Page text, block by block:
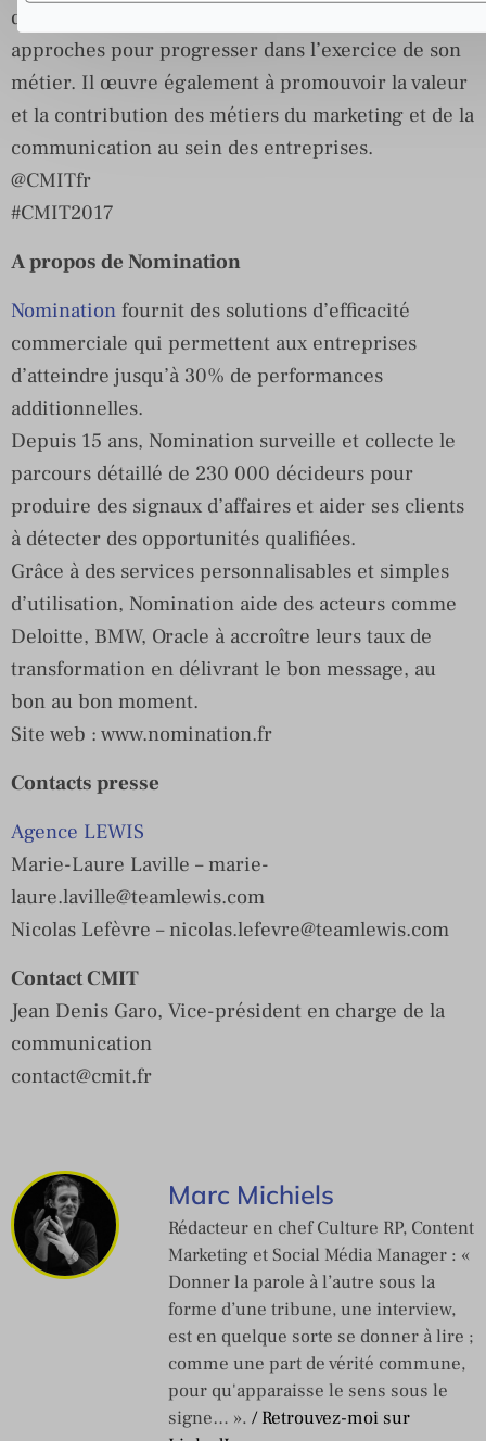
d’aider à l’éducation et à l’adoption de nouvelles
approches pour progresser dans l’exercice de son
métier. Il œuvre également à promouvoir la valeur
et la contribution des métiers du marketing et de la
communication au sein des entreprises.
@CMITfr
#CMIT2017
A propos de Nomination
Nomination fournit des solutions d’efficacité
commerciale qui permettent aux entreprises
d’atteindre jusqu’à 30% de performances
additionnelles.
Depuis 15 ans, Nomination surveille et collecte le
parcours détaillé de 230 000 décideurs pour
produire des signaux d’affaires et aider ses clients
à détecter des opportunités qualifiées.
Grâce à des services personnalisables et simples
d’utilisation, Nomination aide des acteurs comme
Deloitte, BMW, Oracle à accroître leurs taux de
transformation en délivrant le bon message, au
bon au bon moment.
Site web : www.nomination.fr
Contacts presse
Agence LEWIS
Marie-Laure Laville – marie-
laure.laville@teamlewis.com
Nicolas Lefèvre – nicolas.lefevre@teamlewis.com
Contact CMIT
Jean Denis Garo, Vice-président en charge de la
communication
contact@cmit.fr
Marc Michiels
Rédacteur en chef Culture RP, Content
Marketing et Social Média Manager : «
Donner la parole à l’autre sous la
forme d’une tribune, une interview,
est en quelque sorte se donner à lire ;
comme une part de vérité commune,
pour qu'apparaisse le sens sous le
signe… ». / Retrouvez-moi sur